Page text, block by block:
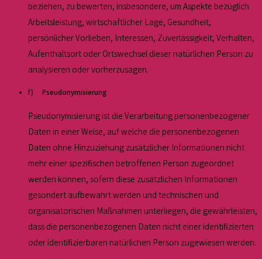
beziehen, zu bewerten, insbesondere, um Aspekte bezüglich
Arbeitsleistung, wirtschaftlicher Lage, Gesundheit,
persönlicher Vorlieben, Interessen, Zuverlässigkeit, Verhalten,
Aufenthaltsort oder Ortswechsel dieser natürlichen Person zu
analysieren oder vorherzusagen.
f) Pseudonymisierung
Pseudonymisierung ist die Verarbeitung personenbezogener
Daten in einer Weise, auf welche die personenbezogenen
Daten ohne Hinzuziehung zusätzlicher Informationen nicht
mehr einer spezifischen betroffenen Person zugeordnet
werden können, sofern diese zusätzlichen Informationen
gesondert aufbewahrt werden und technischen und
organisatorischen Maßnahmen unterliegen, die gewährleisten,
dass die personenbezogenen Daten nicht einer identifizierten
oder identifizierbaren natürlichen Person zugewiesen werden.